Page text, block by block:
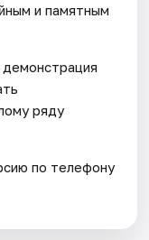
и памятным
ряду
по телефону